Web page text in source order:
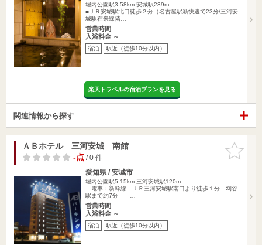
堀内公園駅3.58km 安城駅239m
■ＪＲ安城駅北口徒歩２分（名古屋駅新快速で23分/三河安
城駅在来線隣…
営業時間
入浴料金 ～
宿泊 駅近（徒歩10分以内）
楽天トラベルの宿泊プランを見る
関連情報から探す
お気に入
りに追加
ＡＢホテル 三河安城 南館
-点/ 0 件
愛知県 / 安城市
堀内公園駅5.15km 三河安城駅120m
電車：新幹線 ＪＲ三河安城駅南口より徒歩１分 刈谷
駅まで約7分 …
営業時間
入浴料金 ～
宿泊 駅近（徒歩10分以内）